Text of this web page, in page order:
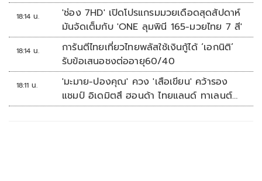
18:14 น.
'ช่อง 7HD' เปิดโปรแกรมมวยเดือดสุดสัปดาห์
มันจัดเต็มกับ 'ONE ลุมพินี 165-มวยไทย 7 สี'
18:14 น.
การันตีไทยเที่ยวไทยพลัสใช้เงินกู้ได้ ‘เอกนิติ’
รับข้อเสนอชงต่ออายุ60/40
18:11 น.
'มะมาย-ปองคุณ' ควง 'เสือเขียน' คว้ารอง
แชมป์ อิเดมิตสึ ฮอนด้า ไทยแลนด์ ทาเลนต์
คัพ สนาม 3